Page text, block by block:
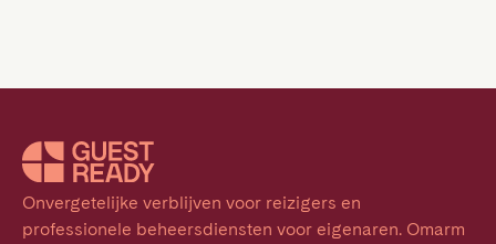
Onvergetelijke verblijven voor reizigers en
professionele beheersdiensten voor eigenaren. Omarm